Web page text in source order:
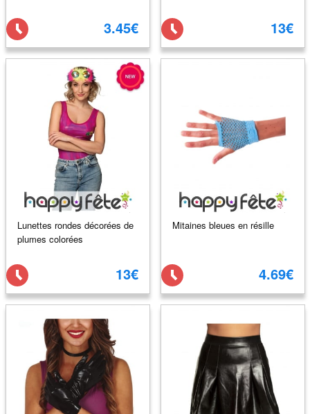
3.45€ 13€
Lunettes rondes décorées de
plumes colorées
13€
Mitaines bleues en résille
4.69€